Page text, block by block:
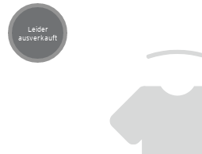
Artikel leider ausverkauft
Leider
ausverkauft